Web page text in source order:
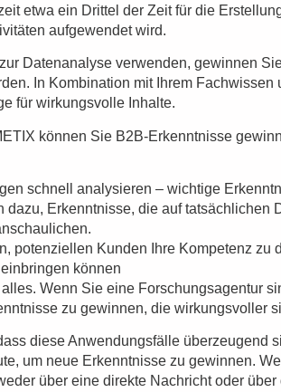
etwa ein Drittel der Zeit für die
aufgewendet wird.
Datenanalyse verwenden, gewinnen
In Kombination mit Ihrem
für wirkungsvolle Inhalte.
können Sie B2B-Erkenntnisse
schnell analysieren – wichtige
dazu, Erkenntnisse, die auf tatsächlichen
potenziellen Kunden Ihre Kompetenz zu
können
Wenn Sie eine Forschungsagentur
zu gewinnen, die wirkungsvoller
diese Anwendungsfälle überzeugend
um neue Erkenntnisse zu gewinnen.
über eine direkte Nachricht oder